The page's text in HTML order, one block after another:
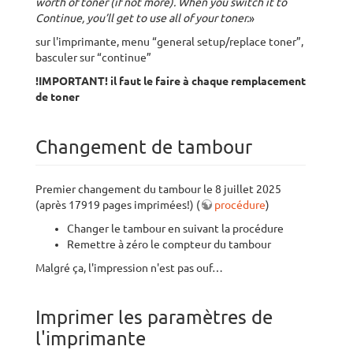
Continue, you’ll get to use all of your toner.»
sur l'imprimante, menu “general setup/replace toner”,
basculer sur “continue”
!IMPORTANT! il faut le faire à chaque remplacement
de toner
Changement de tambour
Premier changement du tambour le 8 juillet 2025
(après 17919 pages imprimées!) (
procédure)
Changer le tambour en suivant la procédure
Remettre à zéro le compteur du tambour
Malgré ça, l'impression n'est pas ouf…
Imprimer les paramètres de
l'imprimante